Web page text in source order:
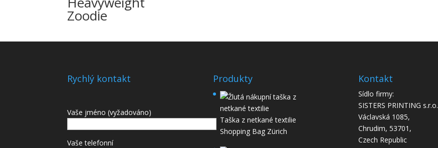
Zoodie
Rychlý kontakt
Vaše jméno (vyžadováno)
Vaše telefonní
Produkty
Taška z netkané textilie
Shopping Bag Zürich
Kontakt
Sídlo firmy:
SISTERS PRINTING s.r.o.
Václavská 1085,
Chrudim, 53701,
Czech Republic